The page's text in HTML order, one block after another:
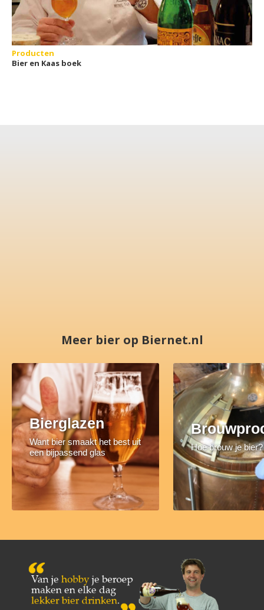
Producten
Bier en Kaas boek
Meer bier op Biernet.nl
Bierglazen
Want bier smaakt het best uit
een bijpassend glas
Hoe brouw je bier?